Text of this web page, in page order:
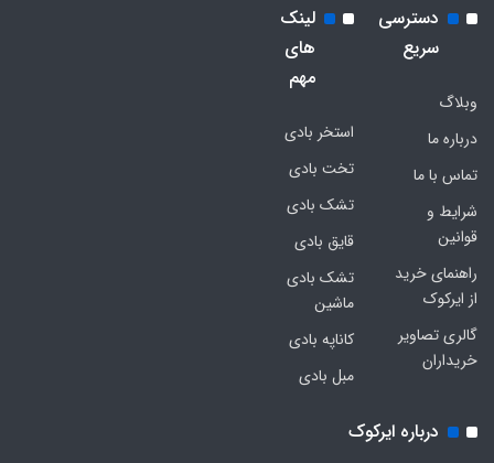
دسترسی
سریع
وبلاگ
درباره ما
تماس با ما
شرایط و
قوانین
راهنمای خرید
از ایرکوک
گالری تصاویر
خریداران
لینک
های
مهم
استخر بادی
تخت بادی
تشک بادی
قایق بادی
تشک بادی
ماشین
کاناپه بادی
مبل بادی
درباره ایرکوک